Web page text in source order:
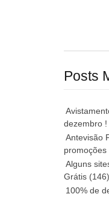
Posts
dezembro !
Antevisão
Alguns
Grátis (146)
100% de